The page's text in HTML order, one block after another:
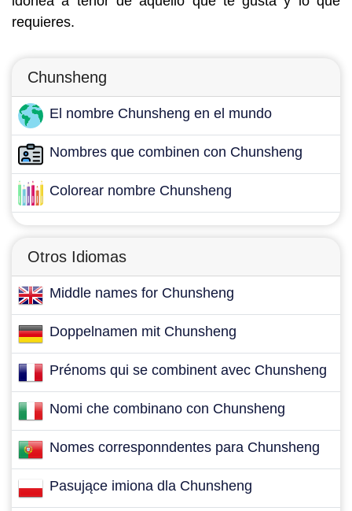
requieres.
Chunsheng
El nombre Chunsheng en el mundo
Nombres que combinen con Chunsheng
Colorear nombre Chunsheng
Otros Idiomas
Middle names for Chunsheng
Doppelnamen mit Chunsheng
Prénoms qui se combinent avec Chunsheng
Nomi che combinano con Chunsheng
Nomes corresponndentes para Chunsheng
Pasujące imiona dla Chunsheng